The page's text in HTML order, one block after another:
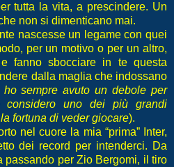
tutta la vita, a prescindere. Un
non si dimenticano mai.
nascesse un legame con quei
per un motivo o per un altro,
fanno sbocciare in te questa
dalla maglia che indossano
sempre avuto un debole per
uno dei più grandi
fortuna di veder giocare).
nel cuore la mia “prima” Inter,
dei record per intenderci. Da
passando per Zio Bergomi, il tiro